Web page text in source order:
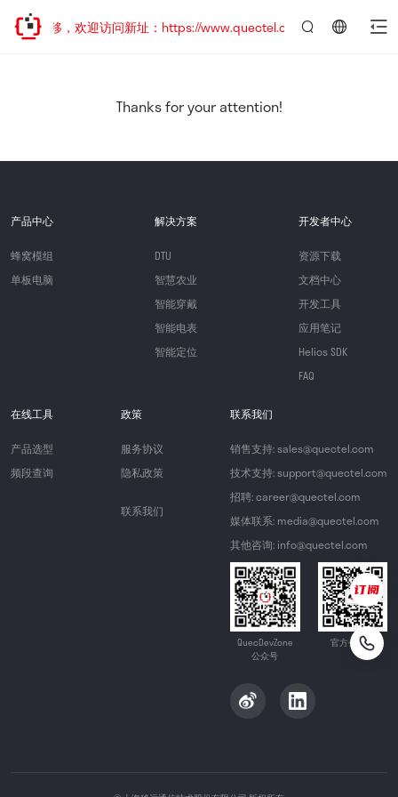
址已迁移，欢迎访问新址：https://www.quectel.com.cn
Thanks for your attention!
产品中心
蜂窝模组
单板电脑
解决方案
DTU
智慧农业
智能穿戴
智能电表
智能定位
开发者中心
资源下载
文档中心
开发工具
应用笔记
Helios SDK
FAQ
在线工具
产品选型
频段查询
政策
服务协议
隐私政策
联系我们
联系我们
销售支持: sales@quectel.com
技术支持: support@quectel.com
招聘: career@quectel.com
媒体联系: media@quectel.com
其他咨询: info@quectel.com
QuecDevZone
公众号
官方公众号